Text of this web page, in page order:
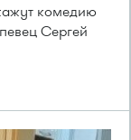
комедию
Сергей